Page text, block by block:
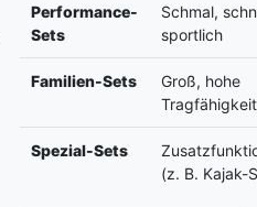
Performance-
Sets
Schmal,
sportlich
Familien-Sets
Groß, hohe
Tragfähigkeit
Spezial-Sets
(z. B. Kajak-